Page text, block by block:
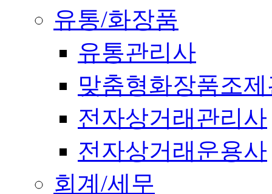
유통/화장품
유통관리사
맞춤형화장품조
전자상거래관리사
전자상거래운용사
회계/세무